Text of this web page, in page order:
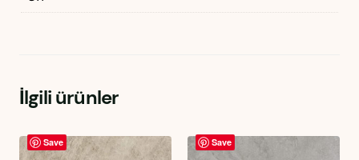
İlgili ürünler
Save Save